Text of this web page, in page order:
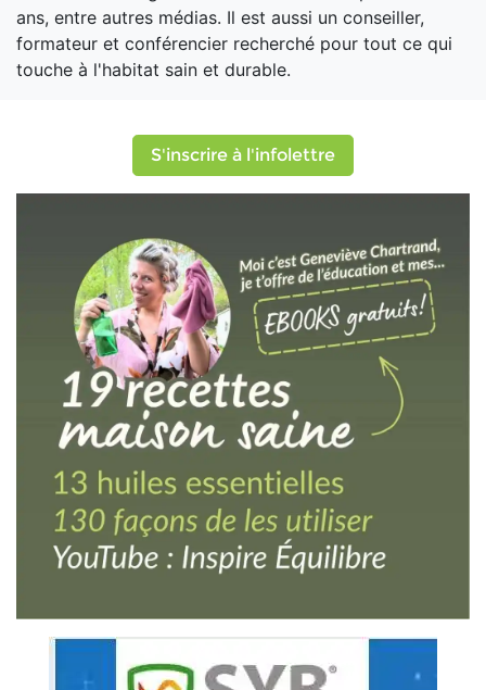
ans, entre autres médias. Il est aussi un conseiller,
formateur et conférencier recherché pour tout ce qui
touche à l'habitat sain et durable.
S'inscrire à l'infolettre